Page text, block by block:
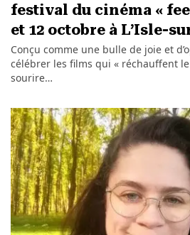
festival du cinéma «
et 12 octobre à L’Isle-
Conçu comme une bulle de joie et
célébrer les films qui « réchauffent
sourire…